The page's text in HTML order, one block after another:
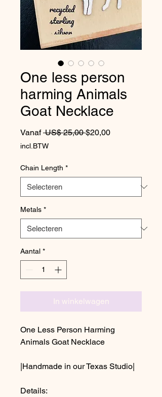
One less person
harming Animals
Goat Necklace
Vanaf US$ 25,00 Normale prijs
$20,00Verkoopprijs
incl.BTW
Chain Length *
Metals *
Aantal *
In winkelwagen
One Less Person Harming
Animals Goat Necklace
|Handmade in our Texas Studio|
Details: